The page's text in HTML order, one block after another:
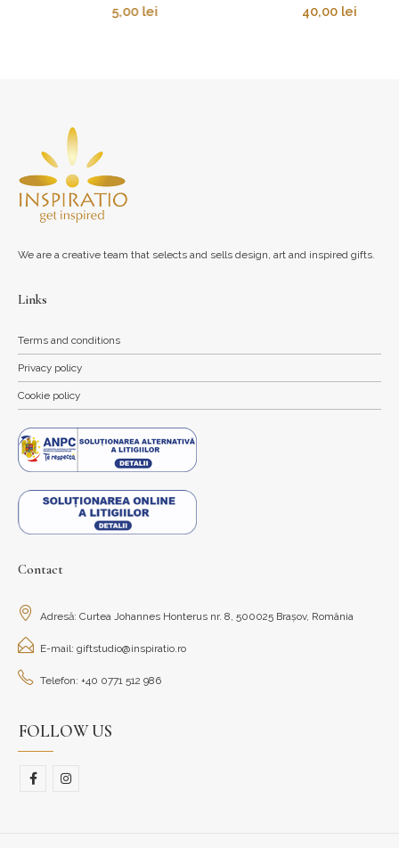
lei 40,00lei
We are a creative team that selects and sells design, art and inspired gifts.
Links
Terms and conditions
Privacy policy
Cookie policy
Contact
Adresă: Curtea Johannes Honterus nr. 8, 500025 Brașov, România
E-mail: giftstudio@inspiratio.ro
Telefon: +40 0771 512 986
FOLLOW US